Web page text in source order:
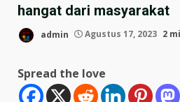
hangat dari masyarakat
admin Agustus 17, 2023 2
Spread the love